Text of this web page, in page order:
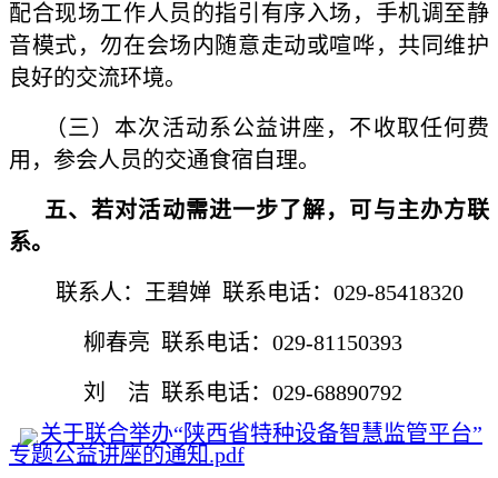
配合现场工作人员的指引有序入场，手机调至静
音模式，勿在会场内随意走动或喧哗，共同维护
良好的交流环境。
（三）本次活动系公益讲座，不收取任何费
用，参会人员的交通食宿自理。
五、若对活动需进一步了解，可与主办方联
系。
联系人：王碧婵 联系电话：029-85418320
柳春亮 联系电话：029-81150393
刘
洁 联系电话：029-68890792
关于联合举办“陕西省特种设备智慧监管平台”
专题公益讲座的通知.pdf